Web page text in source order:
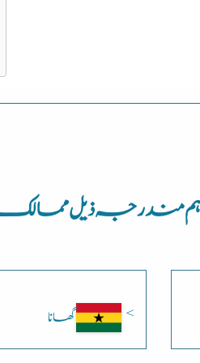
ہم مندرجہ ذیل ممالک
گھانا